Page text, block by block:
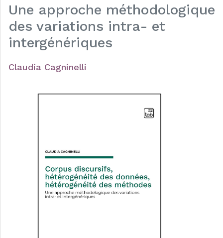
Une approche méthodologique
des variations intra- et
intergénériques
Claudia Cagninelli